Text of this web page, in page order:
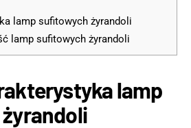
lamp sufitowych żyrandoli
lamp sufitowych żyrandoli
lamp